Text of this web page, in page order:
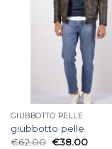
GIUBBOTTO PELLE
giubbotto pelle
€62.00 €38.00